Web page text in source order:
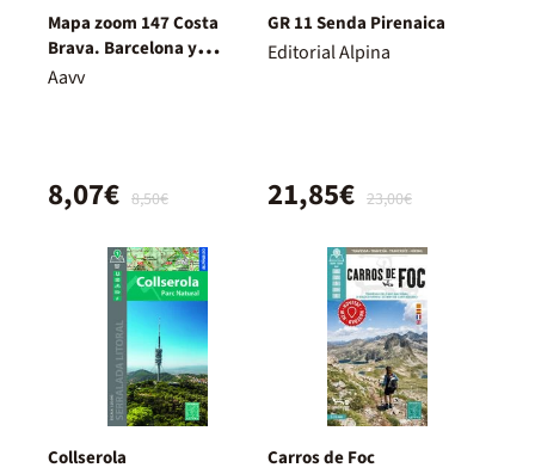
Mapa zoom 147 Costa
Brava. Barcelona y
alrededores
Aavv
8,50€
8,07€
GR 11 Senda Pirenaica
Editorial Alpina
23,00€
21,85€
Collserola Carros de Foc